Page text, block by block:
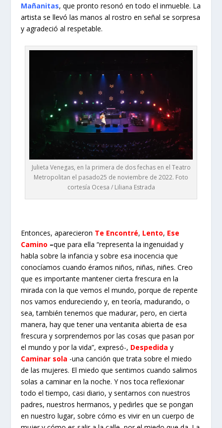
Mañanitas, que pronto resonó en todo el inmueble. La
artista se llevó las manos al rostro en señal se sorpresa
y agradeció al respetable.
Julieta Venegas, en la primera de dos fechas en el Teatro
Metropolitan el pasado25 de noviembre de 2022. Foto
cortesía Ocesa / Liliana Estrada
Entonces, aparecieron Te Encontré, Lento, Ese
Camino –que para ella “representa la ingenuidad y
habla sobre la infancia y sobre esa inocencia que
conocíamos cuando éramos niños, niñas, niñes. Creo
que es importante mantener cierta frescura en la
mirada con la que vemos el mundo, porque de repente
nos vamos endureciendo y, en teoría, madurando, o
sea, también tenemos que madurar, pero, en cierta
manera, hay que tener una ventanita abierta de esa
frescura y sorprendernos por las cosas que pasan por
el mundo y por la vida”, expresó-, Despedida y
Caminar sola -una canción que trata sobre el miedo
de las mujeres. El miedo que sentimos cuando salimos
solas a caminar en la noche. Y nos toca reflexionar
todo el tiempo, casi diario, y sentarnos con nuestros
padres, nuestros hermanos, y pedirles que se pongan
en nuestro lugar, sobre cómo es vivir en un cuerpo de